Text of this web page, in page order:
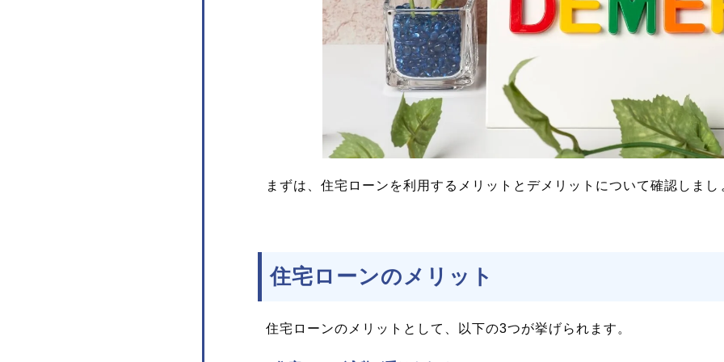
まずは、住宅ローンを利用するメリットとデメリットについて確認しまし
住宅ローンのメリット
住宅ローンのメリットとして、以下の3つが挙げられます。